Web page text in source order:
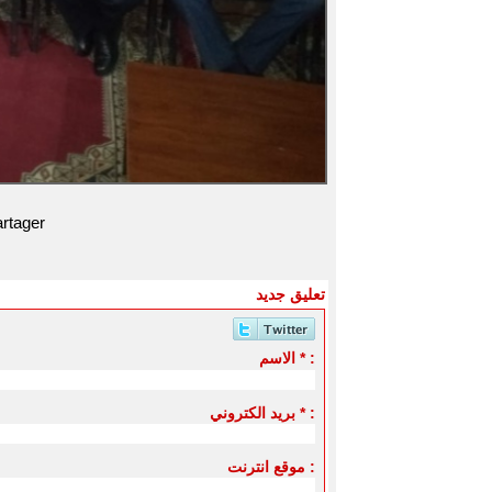
تعليق جديد
الاسم * :
بريد الكتروني * :
موقع انترنت :